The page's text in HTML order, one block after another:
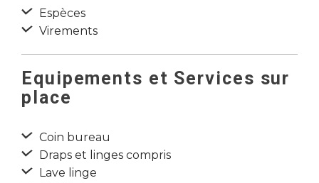
Espèces
Virements
Equipements et Services sur
place
Coin bureau
Draps et linges compris
Lave linge